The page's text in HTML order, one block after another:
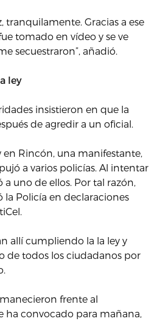
tranquilamente. Gracias a ese
tomado en vídeo y se ve
secuestraron”, añadió.
ley
insistieron en que la
de agredir a un oficial.
en Rincón, una manifestante,
a varios policías. Al intentar
a uno de ellos. Por tal razón,
la Policía en declaraciones
allí cumpliendo la la ley y
de todos los ciudadanos por
frente al
ha convocado para mañana,